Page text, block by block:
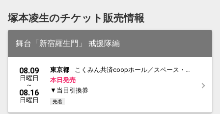
塚本凌生のチケット販売情報
舞台「新宿羅生門」 戒援隊編
08.09
日曜日
～
08.16
日曜日
東京都
こくみん共済coopホール／スペース・ゼ
ロ
本日発売
▼当日引換券
先着